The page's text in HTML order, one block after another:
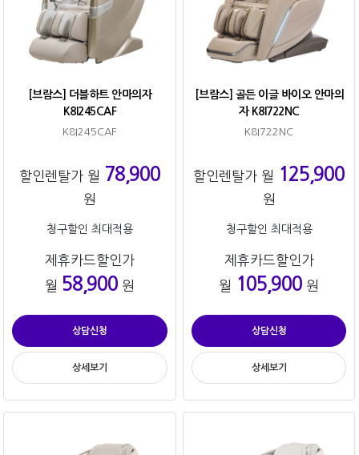
[브람스] 더블하트 안마의자
K8I245CAF
K8I245CAF
할인렌탈가 월 78,900
원
청구할인 최대적용
제휴카드할인가
월 58,900원
상담신청
상세보기
[브람스] 골든 이글 바이오 안마의
자 K8I722NC
K8I722NC
할인렌탈가 월 125,900
원
청구할인 최대적용
제휴카드할인가
월 105,900 원
상담신청
상세보기